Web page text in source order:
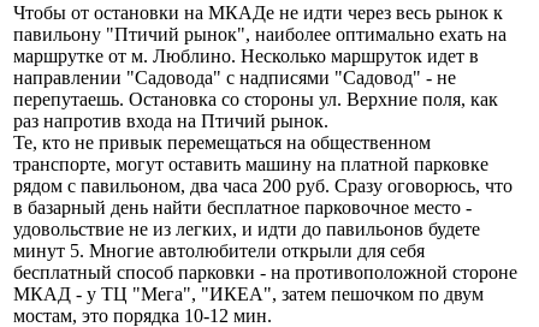
Чтобы от остановки на МКАДе не идти через весь рынок к
павильону "Птичий рынок", наиболее оптимально ехать на
маршрутке от м. Люблино. Несколько маршруток идет в
направлении "Садовода" с надписями "Садовод" - не
перепутаешь. Остановка со стороны ул. Верхние поля, как
раз напротив входа на Птичий рынок.
Те, кто не привык перемещаться на общественном
транспорте, могут оставить машину на платной парковке
рядом с павильоном, два часа 200 руб. Сразу оговорюсь, что
в базарный день найти бесплатное парковочное место -
удовольствие не из легких, и идти до павильонов будете
минут 5. Многие автолюбители открыли для себя
бесплатный способ парковки - на противоположной стороне
МКАД - у ТЦ "Мега", "ИКЕА", затем пешочком по двум
мостам, это порядка 10-12 мин.